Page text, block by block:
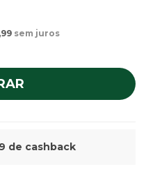
sem juros
de cashback